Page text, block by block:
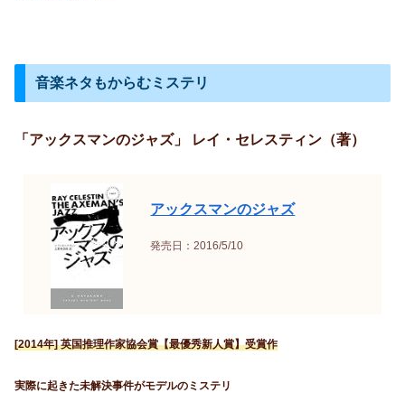
音楽ネタもからむミステリ
「アックスマンのジャズ」 レイ・セレスティン（著）
アックスマンのジャズ
発売日：2016/5/10
[2014年] 英国推理作家協会賞【最優秀新人賞】受賞作
実際に起きた未解決事件がモデルのミステリ